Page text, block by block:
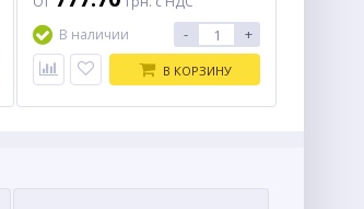
диаметром 16 - 63 мм. Количество
в: - упаковке 1 шт;
В наличии
- +
В КОРЗИНУ